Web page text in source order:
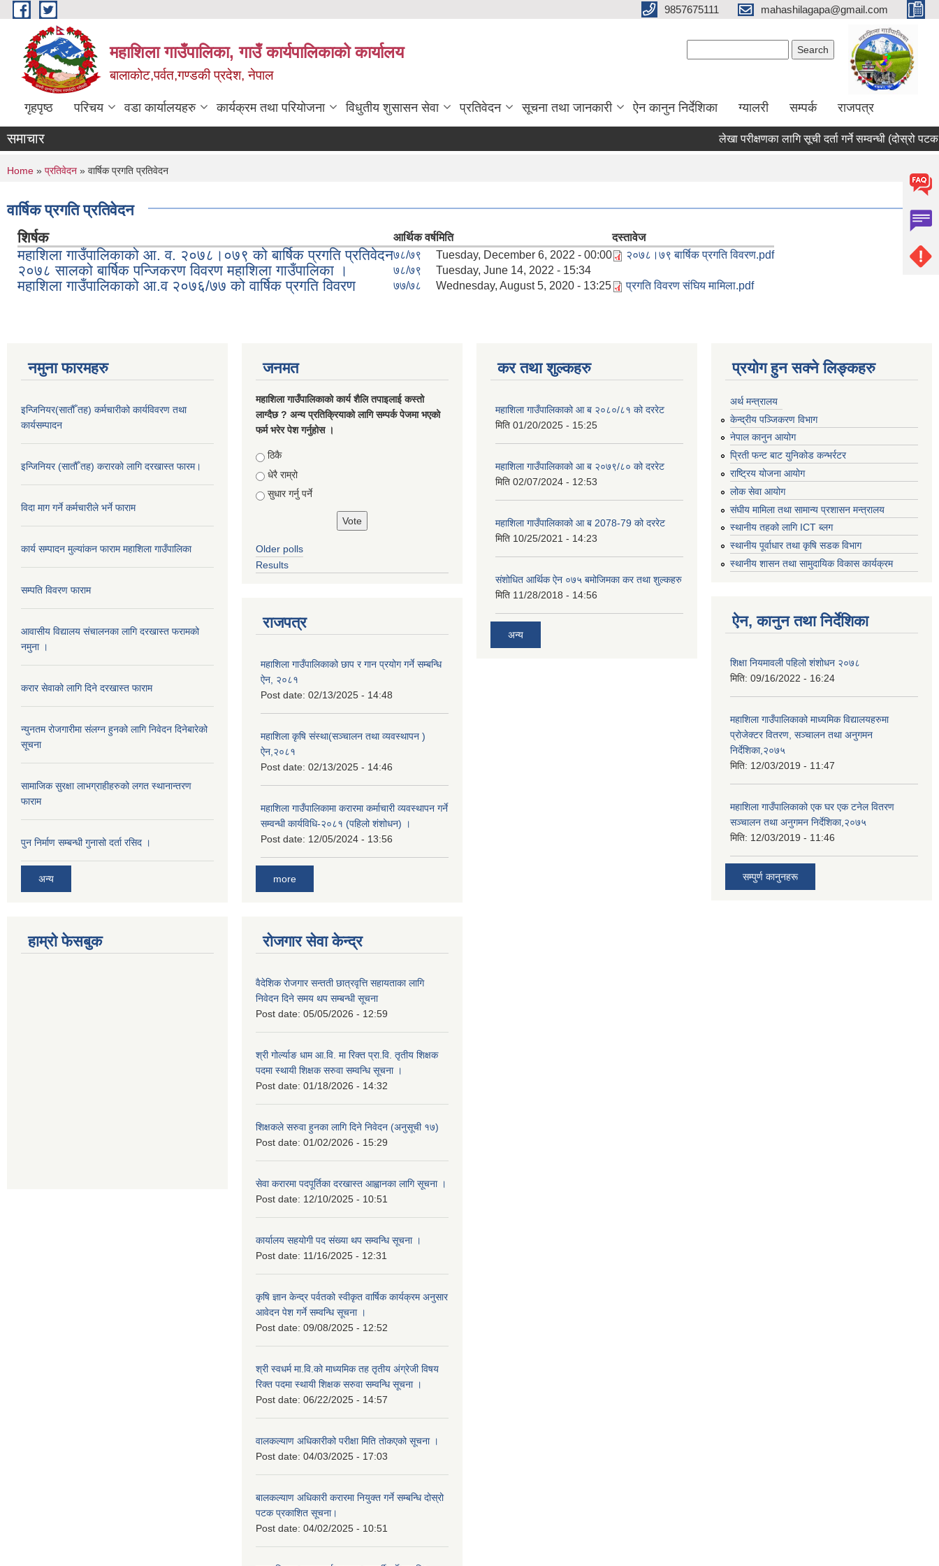
Skip to main content 9857675111 mahashilagapa@gmail.com
महाशिला गाउँपालिका, गाउँ कार्यपालिकाको कार्यालय
बालाकोट,पर्वत,गण्डकी प्रदेश, नेपाल
गृहपृष्ठ परिचय वडा कार्यालयहरु कार्यक्रम तथा परियोजना विधुतीय शुसासन सेवा प्रतिवेदन सूचना तथा जानकारी ऐन कानुन निर्देशिका ग्यालरी सम्पर्क राजपत्र
समाचार लेखा परीक्षणका लागि सूची दर्ता गर्ने सम्वन्धी (दोस्रो पटक
You are here
Home » प्रतिवेदन » वार्षिक प्रगति प्रतिवेदन
वार्षिक प्रगति प्रतिवेदन
शिर्षक आर्थिक वर्षमिति दस्तावेज
महाशिला गाउँपालिकाको आ. व. २०७८।०७९ को बार्षिक प्रगति प्रतिवेदन७८/७९ Tuesday, December 6, 2022 - 00:00 २०७८।७९ बार्षिक प्रगति विवरण.pdf
२०७८ सालको बार्षिक पन्जिकरण विवरण महाशिला गाउँपालिका । ७८/७९ Tuesday, June 14, 2022 - 15:34
महाशिला गाउँपालिकाको आ.व २०७६/७७ को वार्षिक प्रगति विवरण ७७/७८ Wednesday, August 5, 2020 - 13:25 प्रगति विवरण संघिय मामिला.pdf
नमुना फारमहरु
इन्जिनियर(सातौँ तह) कर्मचारीको कार्यविवरण तथा
कार्यसम्पादन
इन्जिनियर (सातौँ तह) करारको लागि दरखास्त फारम।
विदा माग गर्ने कर्मचारीले भर्ने फाराम
कार्य सम्पादन मुल्यांकन फाराम महाशिला गाउँपालिका
सम्पति विवरण फाराम
आवासीय विद्यालय संचालनका लागि दरखास्त फरामको
नमुना ।
करार सेवाको लागि दिने दरखास्त फाराम
न्युनतम रोजगारीमा संलग्न हुनको लागि निवेदन दिनेबारेको
सूचना
सामाजिक सुरक्षा लाभग्राहीहरुको लगत स्थानान्तरण
फाराम
पुन निर्माण सम्बन्धी गुनासो दर्ता रसिद ।
अन्य
जनमत
महाशिला गाउँपालिकाको कार्य शैलि तपाइलाई कस्तो
लाग्दैछ ? अन्य प्रतिक्रियाको लागि सम्पर्क पेजमा भएको
फर्म भरेर पेश गर्नुहोस ।
Choices
ठिकै
धेरै राम्रो
सुधार गर्नु पर्ने
Older polls
Results
राजपत्र
महाशिला गाउँपालिकाको छाप र गान प्रयोग गर्ने सम्बन्धि
ऐन, २०८१
Post date: 02/13/2025 - 14:48
महाशिला कृषि संस्था(सञ्चालन तथा व्यवस्थापन )
ऐन,२०८१
Post date: 02/13/2025 - 14:46
महाशिला गाउँपालिकामा करारमा कर्माचारी व्यवस्थापन गर्ने
सम्वन्धी कार्यविधि-२०८१ (पहिलो शंशोधन) ।
Post date: 12/05/2024 - 13:56
more
कर तथा शुल्कहरु
महाशिला गाउँपालिकाको आ ब २०८०/८१ को दररेट
मिति 01/20/2025 - 15:25
महाशिला गाउँपालिकाको आ ब २०७९/८० को दररेट
मिति 02/07/2024 - 12:53
महाशिला गाउँपालिकाको आ ब 2078-79 को दररेट
मिति 10/25/2021 - 14:23
संशोधित आर्थिक ऐन ०७५ बमोजिमका कर तथा शुल्कहरु
मिति 11/28/2018 - 14:56
अन्य
प्रयोग हुन सक्ने लिङ्कहरु
अर्थ मन्त्रालय
केन्द्रीय पञ्जिकरण विभाग
नेपाल कानुन आयोग
प्रिती फन्ट बाट युनिकोड कन्भर्रटर
राष्ट्रिय योजना आयोग
लोक सेवा आयोग
संघीय मामिला तथा सामान्य प्रशासन मन्त्रालय
स्थानीय तहको लागि ICT ब्लग
स्थानीय पूर्वाधार तथा कृषि सडक विभाग
स्थानीय शासन तथा सामुदायिक विकास कार्यक्रम
ऐन, कानुन तथा निर्देशिका
शिक्षा नियमावली पहिलो शंशोधन २०७८
मिति: 09/16/2022 - 16:24
महाशिला गाउँपालिकाको माध्यमिक विद्यालयहरुमा
प्रोजेक्टर वितरण, सञ्चालन तथा अनुगमन
निर्देशिका,२०७५
मिति: 12/03/2019 - 11:47
महाशिला गाउँपालिकाको एक घर एक टनेल वितरण
सञ्चालन तथा अनुगमन निर्देशिका,२०७५
मिति: 12/03/2019 - 11:46
सम्पुर्ण कानुनहरू
हाम्रो फेसबुक रोजगार सेवा केन्द्र
वैदेशिक रोजगार सन्तती छात्रवृत्ति सहायताका लागि
निवेदन दिने समय थप सम्बन्धी सूचना
Post date: 05/05/2026 - 12:59
श्री गोर्ल्याङ धाम आ.वि. मा रिक्त प्रा.वि. तृतीय शिक्षक
पदमा स्थायी शिक्षक सरुवा सम्वन्धि सूचना ।
Post date: 01/18/2026 - 14:32
शिक्षकले सरुवा हुनका लागि दिने निवेदन (अनुसूची १७)
Post date: 01/02/2026 - 15:29
सेवा करारमा पदपूर्तिका दरखास्त आह्वानका लागि सूचना ।
Post date: 12/10/2025 - 10:51
कार्यालय सहयोगी पद संख्या थप सम्वन्धि सूचना ।
Post date: 11/16/2025 - 12:31
कृषि ज्ञान केन्द्र पर्वतको स्वीकृत वार्षिक कार्यक्रम अनुसार
आवेदन पेश गर्ने सम्वन्धि सूचना ।
Post date: 09/08/2025 - 12:52
श्री स्वधर्म मा.वि.को माध्यमिक तह तृतीय अंग्रेजी विषय
रिक्त पदमा स्थायी शिक्षक सरुवा सम्वन्धि सूचना ।
Post date: 06/22/2025 - 14:57
वालकल्याण अधिकारीको परीक्षा मिति तोकएको सूचना ।
Post date: 04/03/2025 - 17:03
बालकल्याण अधिकारी करारमा नियुक्त गर्ने सम्बन्धि दोस्रो
पटक प्रकाशित सूचना।
Post date: 04/02/2025 - 10:51